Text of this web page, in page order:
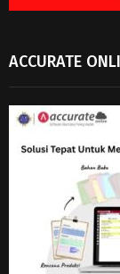
ACCURATE